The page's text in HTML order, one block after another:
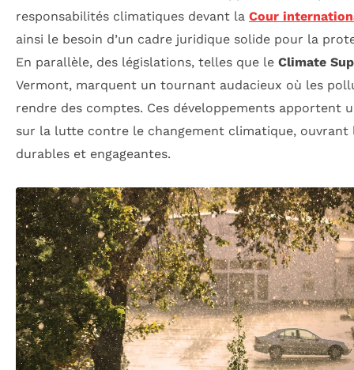
responsabilités climatiques devant la Cour
ainsi le besoin d’un cadre juridique solide pour la
En parallèle, des législations, telles que le Climate
Vermont, marquent un tournant audacieux où les
rendre des comptes. Ces développements apportent
sur la lutte contre le changement climatique, ouvrant
durables et engageantes.